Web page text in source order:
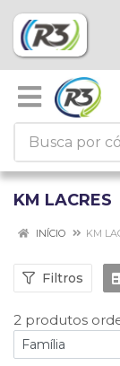
KM LACRES
INÍCIO KM
Filtros
2 produtos